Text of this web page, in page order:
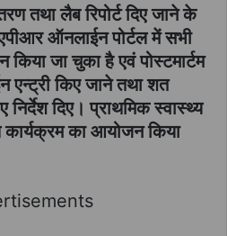
तथा लैब रिपोर्ट दिए जाने के
ऑनलाईन पोर्टल में सभी
जा चुका है एवं पोस्टमार्टम
किए जाने तथा शत
दिए। प्राथमिक स्वास्थ्य
कार्यक्रम का आयोजन किया